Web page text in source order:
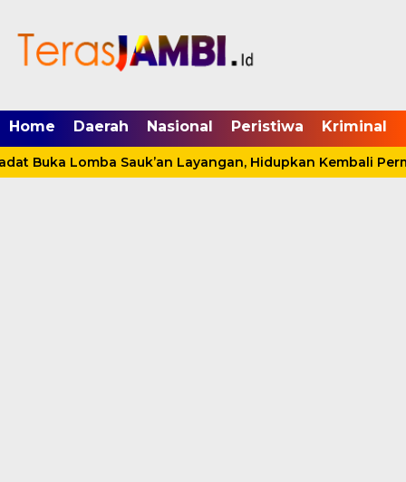
Home Daerah Nasional Peristiwa Kriminal
Buka Lomba Sauk’an Layangan, Hidupkan Kembali